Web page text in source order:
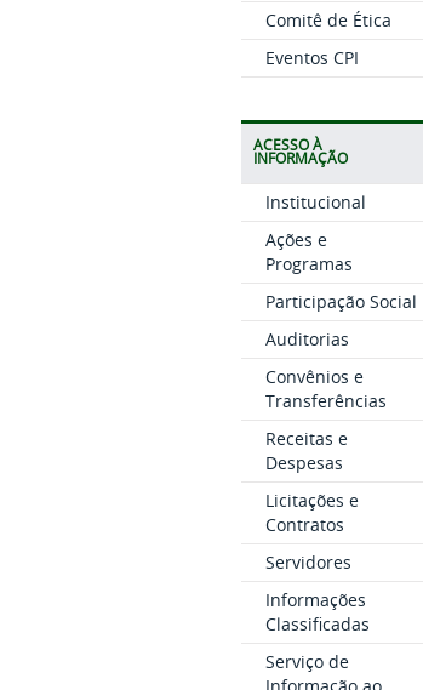
Comitê de Ética
Eventos CPI
ACESSO À
INFORMAÇÃO
Institucional
Ações e
Programas
Participação Social
Auditorias
Convênios e
Transferências
Receitas e
Despesas
Licitações e
Contratos
Servidores
Informações
Classificadas
Serviço de